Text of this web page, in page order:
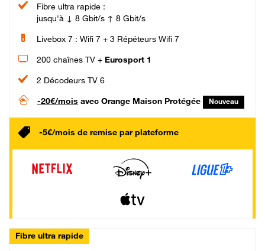
Fibre ultra rapide :
jusqu'à ↓ 8 Gbit/s ↑ 8 Gbit/s
Livebox 7 : Wifi 7 + 3 Répéteurs Wifi 7
200 chaînes TV + Eurosport 1
2 Décodeurs TV 6
-20€/mois avec Orange Maison Protégée Nouveau
-5€/mois de remise par plateforme
Fibre ultra rapide